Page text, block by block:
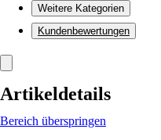
Weitere Kategorien
Kundenbewertungen
Artikeldetails
Bereich überspringen